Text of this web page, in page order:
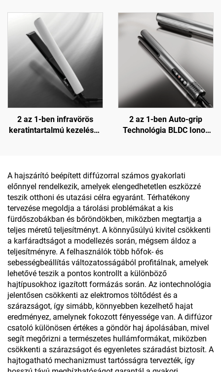
Összecsukható Ionos
Távoli Infravörös
Hajszárító
nagysebességű BLDC falra
szerelhető hajszárító
2 az 1-ben infravörös
keratintartalmú kezeléses
2 az 1-ben Auto-grip
Technológia BLDC Ionos
A hajszárító beépített diffúzorral számos gyakorlati
előnnyel rendelkezik, amelyek elengedhetetlen eszközzé
teszik otthoni és utazási célra egyaránt. Térhatékony
tervezése megoldja a tárolási problémákat a kis
fürdőszobákban és bőröndökben, miközben megtartja a
teljes méretű teljesítményt. A könnyűsúlyú kivitel csökkenti
a karfáradtságot a modellezés során, mégsem áldoz a
teljesítményre. A felhasználók több hőfok- és
sebességbeállítás változatosságából profitálnak, amelyek
lehetővé teszik a pontos kontrollt a különböző
hajtípusokhoz igazított formázás során. Az iontechnológia
jelentősen csökkenti az elektromos töltődést és a
szárazságot, így simább, könnyebben kezelhető hajat
eredményez, amelynek fokozott fényessége van. A diffúzor
csatoló különösen értékes a göndör haj ápolásában, mivel
segít megőrizni a természetes hullámformákat, miközben
csökkenti a szárazságot és egyenletes száradást biztosít. A
hajtogatható mechanizmust tartósságra tervezték, így